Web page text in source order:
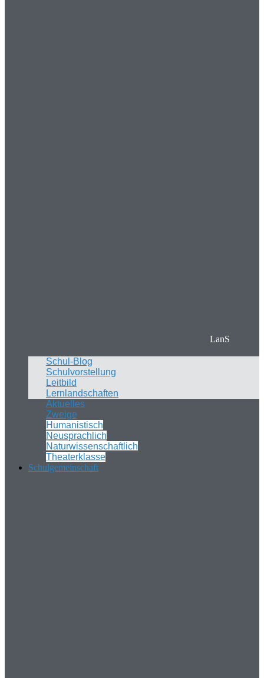
LanS
Schul-Blog
Schulvorstellung
Leitbild
Lernlandschaften
Aktuelles
Zweige
Humanistisch
Neusprachlich
Naturwissenschaftlich
Theaterklasse
Schulgemeinschaft